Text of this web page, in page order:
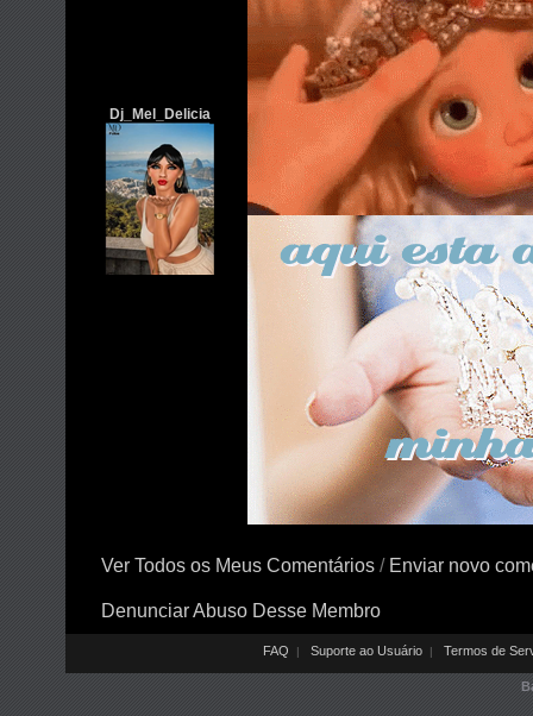
Dj_Mel_Delicia
Ver Todos os Meus Comentários / Enviar novo
Denunciar Abuso Desse Membro
FAQ | Suporte ao Usuário | Termos de